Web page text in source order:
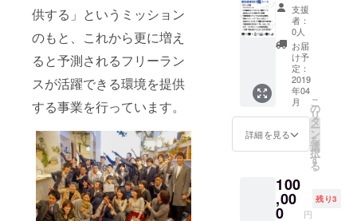
供する」というミッション
のもと、これから更に増え
ると予測されるフリーラン
スが活躍できる環境を提供
する事業を行っています。
ティと
一緒に
まとめ
て参加
も可能
です^^
※場所は
東京都
内で
す。沖
縄では
ないの
意くだ
さい！
お願い
します
・プチ
告知の
みにな
ります
・リ
リース
記念イ
は飲
食、お
可、そ
の場で
食べら
れる＆
2019年
入りま
したら
公開＆
利用可
能で
す。別
途調整
可能で
登壇時
の交通
含む）
はご負
担お願
てくだ
さい。
でも当
日は楽
しむ予
定で
す。
【こん
な方に
め】 ・
一緒に
イベン
トを
祝って
きま
す！
注：希
望者の
み、１
年間
イベン
トに呼
べる権
利（地
方の働
き方な
ど） ・
御社プ
ラン/ツ
アーを
インタ
（オウ
ンドメ
ディア
向け】
梅コー
ス ・サ
ンクス
メール
・PR動
画のエ
ンド
ロール /
特設
ページ
御社名&
ロゴ&簡
掲載 ・
代表、
宮城
支援
者：
0人
お届
け予
定：
2019
年04
月
詳細を見る
こ
の
リ
タ
ー
ン
を
選
択
す
る
100
,00
0 円
残り3